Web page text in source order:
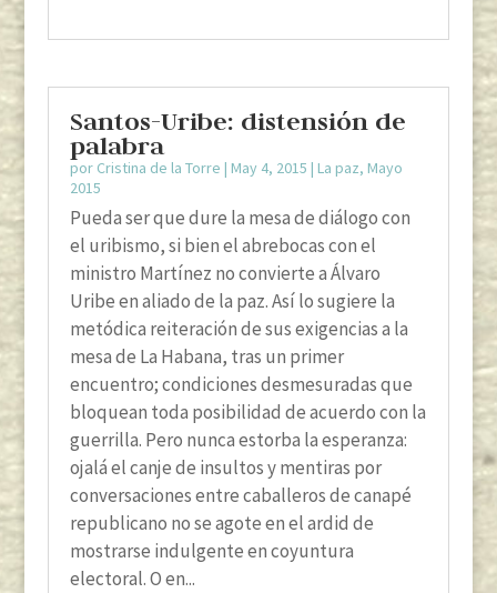
Santos-Uribe: distensión de
palabra
por Cristina de la Torre | May 4, 2015 | La paz, Mayo
2015
Pueda ser que dure la mesa de diálogo con
el uribismo, si bien el abrebocas con el
ministro Martínez no convierte a Álvaro
Uribe en aliado de la paz. Así lo sugiere la
metódica reiteración de sus exigencias a la
mesa de La Habana, tras un primer
encuentro; condiciones desmesuradas que
bloquean toda posibilidad de acuerdo con la
guerrilla. Pero nunca estorba la esperanza:
ojalá el canje de insultos y mentiras por
conversaciones entre caballeros de canapé
republicano no se agote en el ardid de
mostrarse indulgente en coyuntura
electoral. O en...